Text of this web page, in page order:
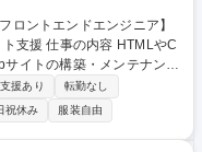
HTMLやC
イトの構築・メンテナンス
ケット」のスクリプト組み
【具体的には】
イト自動更新CMSの組み
めとしたCMSとの連携やN
援あり
転勤なし
祝休み 服装自由